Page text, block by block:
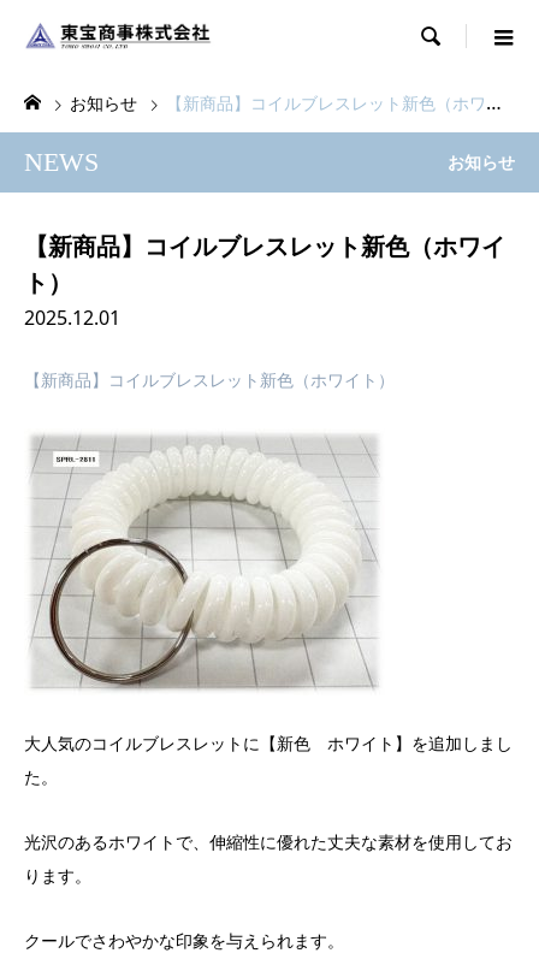

お知らせ 【新商品】コイルブレスレット新色（ホワイト）
NEWS お知らせ
【新商品】コイルブレスレット新色（ホワイ
ト）
2025.12.01
【新商品】コイルブレスレット新色（ホワイト）
大人気のコイルブレスレットに【新色 ホワイト】を追加しまし
た。
光沢のあるホワイトで、伸縮性に優れた丈夫な素材を使用してお
ります。
クールでさわやかな印象を与えられます。